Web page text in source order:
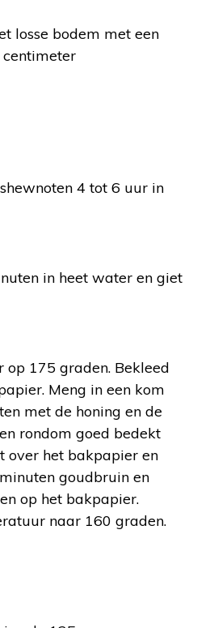
losse bodem met een
4 tot 6 uur in
in heet water en giet
175 graden. Bekleed
Meng in een kom
met de honing en de
rondom goed bedekt
over het bakpapier en
goudbruin en
op het bakpapier.
naar 160 graden.